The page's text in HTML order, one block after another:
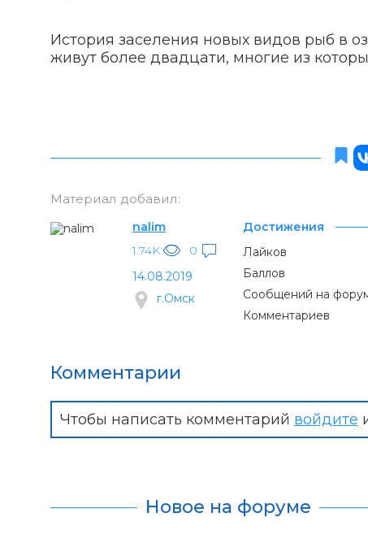
История заселения новых видов рыб в
живут более двадцати, многие из
Материал добавил:
nalim
1.74K
0
14.08.2019
г.Омск
Достижения
Лайков
Баллов
Сообщений на
Комментариев
Комментарии
Чтобы написать комментарий войдите
Новое на форуме